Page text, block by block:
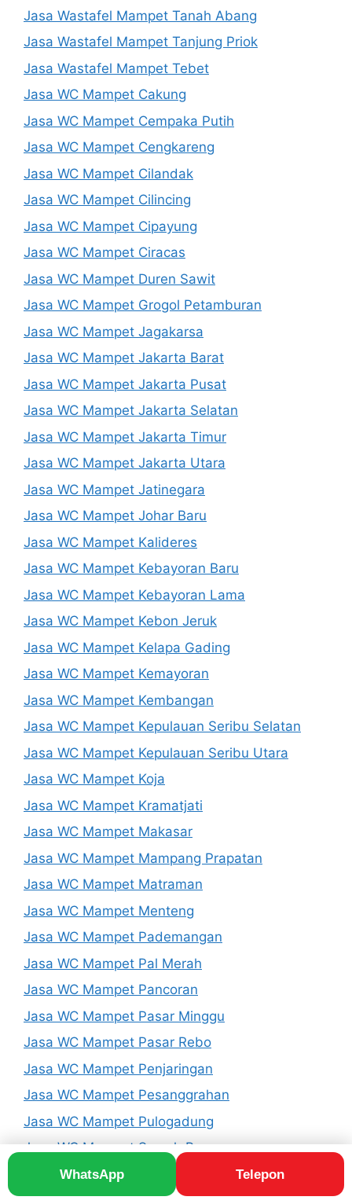
WhatsApp Telepon
Jasa Wastafel Mampet Tanah Abang
Jasa Wastafel Mampet Tanjung Priok
Jasa Wastafel Mampet Tebet
Jasa WC Mampet Cakung
Jasa WC Mampet Cempaka Putih
Jasa WC Mampet Cengkareng
Jasa WC Mampet Cilandak
Jasa WC Mampet Cilincing
Jasa WC Mampet Cipayung
Jasa WC Mampet Ciracas
Jasa WC Mampet Duren Sawit
Jasa WC Mampet Grogol Petamburan
Jasa WC Mampet Jagakarsa
Jasa WC Mampet Jakarta Barat
Jasa WC Mampet Jakarta Pusat
Jasa WC Mampet Jakarta Selatan
Jasa WC Mampet Jakarta Timur
Jasa WC Mampet Jakarta Utara
Jasa WC Mampet Jatinegara
Jasa WC Mampet Johar Baru
Jasa WC Mampet Kalideres
Jasa WC Mampet Kebayoran Baru
Jasa WC Mampet Kebayoran Lama
Jasa WC Mampet Kebon Jeruk
Jasa WC Mampet Kelapa Gading
Jasa WC Mampet Kemayoran
Jasa WC Mampet Kembangan
Jasa WC Mampet Kepulauan Seribu Selatan
Jasa WC Mampet Kepulauan Seribu Utara
Jasa WC Mampet Koja
Jasa WC Mampet Kramatjati
Jasa WC Mampet Makasar
Jasa WC Mampet Mampang Prapatan
Jasa WC Mampet Matraman
Jasa WC Mampet Menteng
Jasa WC Mampet Pademangan
Jasa WC Mampet Pal Merah
Jasa WC Mampet Pancoran
Jasa WC Mampet Pasar Minggu
Jasa WC Mampet Pasar Rebo
Jasa WC Mampet Penjaringan
Jasa WC Mampet Pesanggrahan
Jasa WC Mampet Pulogadung
Jasa WC Mampet Sawah Besar
Jasa WC Mampet Senen
Jasa WC Mampet Setiabudi